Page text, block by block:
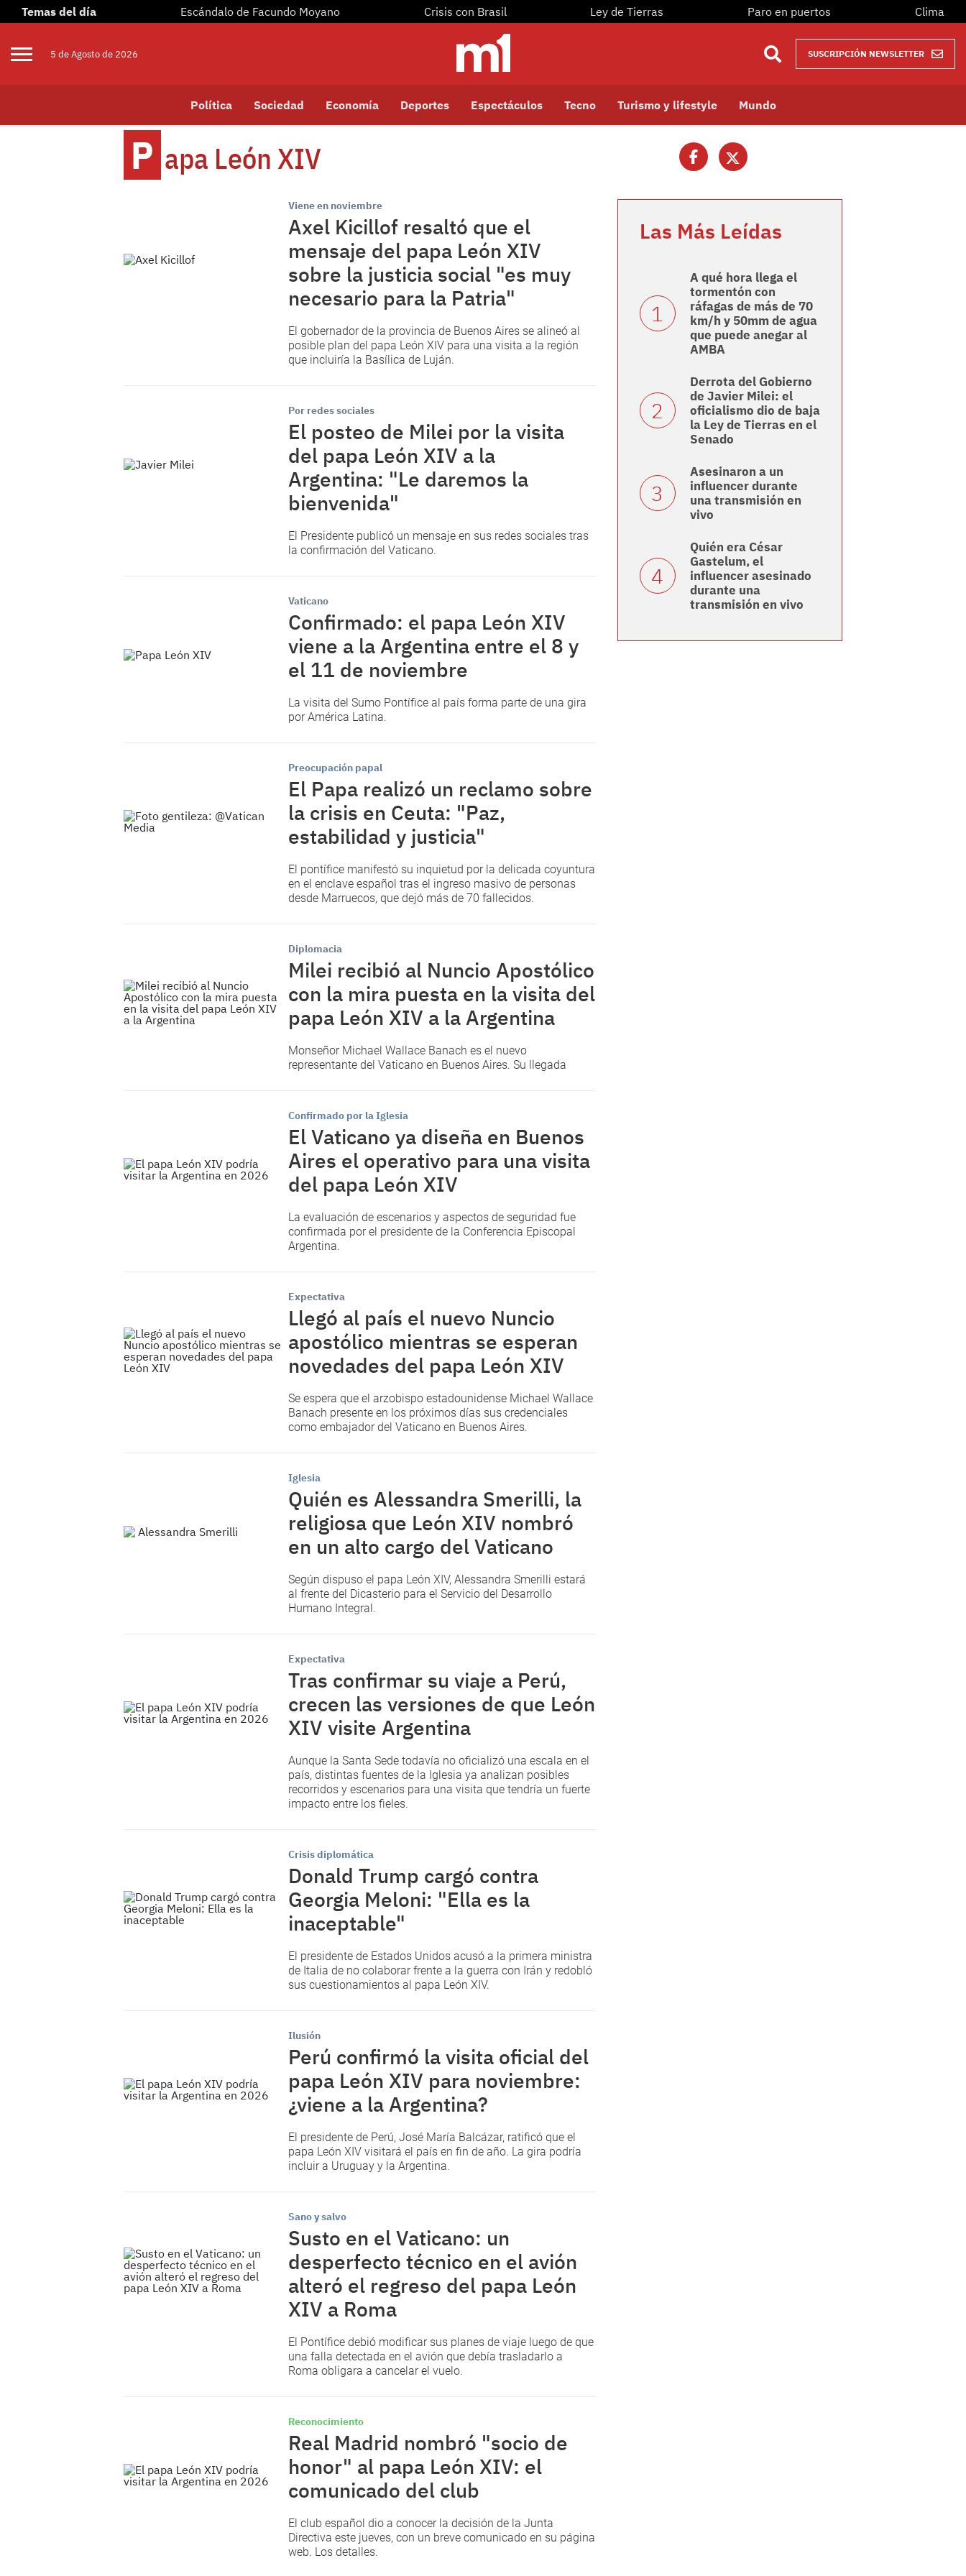
Temas del día Escándalo de Facundo Moyano Crisis con Brasil Ley de Tierras Paro en puertos Clima
5 deAgostode 2026 SUSCRIPCIÓN NEWSLETTER
Política Sociedad Economía Deportes Espectáculos Tecno Turismo y lifestyle Mundo
P Apa León XIV
Viene en noviembre
Axel Kicillof resaltó que el
mensaje del papa León XIV
sobre la justicia social "es muy
necesario para la Patria"
El gobernador de la provincia de Buenos Aires se alineó al
posible plan del papa León XIV para una visita a la región
que incluiría la Basílica de Luján.
Por redes sociales
El posteo de Milei por la visita
del papa León XIV a la
Argentina: "Le daremos la
bienvenida"
El Presidente publicó un mensaje en sus redes sociales tras
la confirmación del Vaticano.
Vaticano
Confirmado: el papa León XIV
viene a la Argentina entre el 8 y
el 11 de noviembre
La visita del Sumo Pontífice al país forma parte de una gira
por América Latina.
Preocupación papal
El Papa realizó un reclamo sobre
la crisis en Ceuta: "Paz,
estabilidad y justicia"
El pontífice manifestó su inquietud por la delicada coyuntura
en el enclave español tras el ingreso masivo de personas
desde Marruecos, que dejó más de 70 fallecidos.
Diplomacia
Milei recibió al Nuncio Apostólico
con la mira puesta en la visita del
papa León XIV a la Argentina
Monseñor Michael Wallace Banach es el nuevo
representante del Vaticano en Buenos Aires. Su llegada
Confirmado por la Iglesia
El Vaticano ya diseña en Buenos
Aires el operativo para una visita
del papa León XIV
La evaluación de escenarios y aspectos de seguridad fue
confirmada por el presidente de la Conferencia Episcopal
Argentina.
Expectativa
Llegó al país el nuevo Nuncio
apostólico mientras se esperan
novedades del papa León XIV
Se espera que el arzobispo estadounidense Michael Wallace
Banach presente en los próximos días sus credenciales
como embajador del Vaticano en Buenos Aires.
Iglesia
Quién es Alessandra Smerilli, la
religiosa que León XIV nombró
en un alto cargo del Vaticano
Según dispuso el papa León XIV, Alessandra Smerilli estará
al frente del Dicasterio para el Servicio del Desarrollo
Humano Integral.
Expectativa
Tras confirmar su viaje a Perú,
crecen las versiones de que León
XIV visite Argentina
Aunque la Santa Sede todavía no oficializó una escala en el
país, distintas fuentes de la Iglesia ya analizan posibles
recorridos y escenarios para una visita que tendría un fuerte
impacto entre los fieles.
Crisis diplomática
Donald Trump cargó contra
Georgia Meloni: "Ella es la
inaceptable"
El presidente de Estados Unidos acusó a la primera ministra
de Italia de no colaborar frente a la guerra con Irán y redobló
sus cuestionamientos al papa León XIV.
Ilusión
Perú confirmó la visita oficial del
papa León XIV para noviembre:
¿viene a la Argentina?
El presidente de Perú, José María Balcázar, ratificó que el
papa León XIV visitará el país en fin de año. La gira podría
incluir a Uruguay y la Argentina.
Sano y salvo
Susto en el Vaticano: un
desperfecto técnico en el avión
alteró el regreso del papa León
XIV a Roma
El Pontífice debió modificar sus planes de viaje luego de que
una falla detectada en el avión que debía trasladarlo a
Roma obligara a cancelar el vuelo.
Reconocimiento
Real Madrid nombró "socio de
honor" al papa León XIV: el
comunicado del club
El club español dio a conocer la decisión de la Junta
Directiva este jueves, con un breve comunicado en su página
web. Los detalles.
Las Más Leídas
A qué hora llega el
tormentón con
ráfagas de más de 70
km/h y 50mm de agua
que puede anegar al
AMBA
Derrota del Gobierno
de Javier Milei: el
oficialismo dio de baja
la Ley de Tierras en el
Senado
Asesinaron a un
influencer durante
una transmisión en
vivo
Quién era César
Gastelum, el
influencer asesinado
durante una
transmisión en vivo